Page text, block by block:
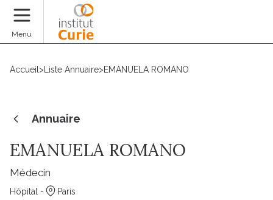
Menu
Accueil > Liste Annuaire>EMANUELA ROMANO
Annuaire
EMANUELA ROMANO
Médecin
Hôpital - Paris